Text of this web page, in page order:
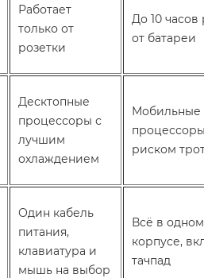
Работает
только от
розетки
До 10 часов
от батареи
Десктопные
процессоры с
лучшим
охлаждением
Мобильные
риском
Один кабель
питания,
клавиатура и
мышь на выбор
Всё в одном
корпусе,
тачпад